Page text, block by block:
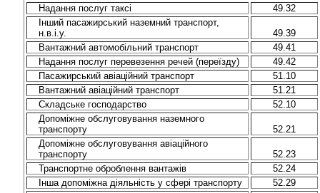
Надання послуг таксі
49.32
Інший пасажирський наземний транспорт,
н.в.і.у.
49.39
Вантажний автомобільний транспорт
49.41
Надання послуг перевезення речей (переїзду)
49.42
Пасажирський авіаційний транспорт
51.10
Вантажний авіаційний транспорт
51.21
Складське господарство
52.10
Допоміжне обслуговування наземного
транспорту
52.21
Допоміжне обслуговування авіаційного
транспорту
52.23
Транспортне оброблення вантажів
52.24
Інша допоміжна діяльність у сфері транспорту
52.29